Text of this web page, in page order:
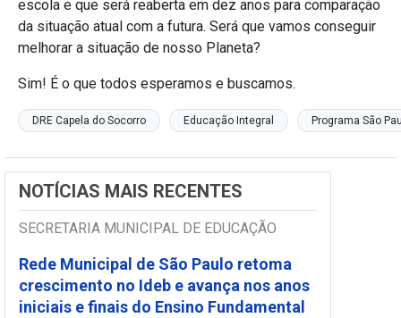
escola e que será reaberta em dez anos para comparação
da situação atual com a futura. Será que vamos conseguir
melhorar a situação de nosso Planeta?
Sim! É o que todos esperamos e buscamos.
DRE Capela do Socorro Educação Integral Programa São
NOTÍCIAS MAIS RECENTES
SECRETARIA MUNICIPAL DE EDUCAÇÃO
Rede Municipal de São Paulo retoma
crescimento no Ideb e avança nos anos
iniciais e finais do Ensino Fundamental